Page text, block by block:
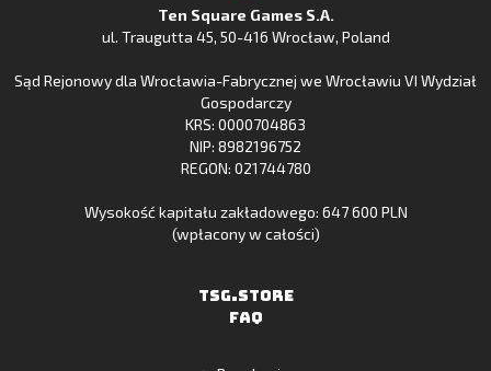
Store
Huawei
Gallery
Ten Square Games S.A.
ul. Traugutta 45, 50-416 Wrocław, Poland
Sąd Rejonowy dla Wrocławia-Fabrycznej we Wrocławiu VI Wydział
Gospodarczy
KRS: 0000704863
NIP: 8982196752
REGON: 021744780
Wysokość kapitału zakładowego: 647 600 PLN
(wpłacony w całości)
TSG.STORE
FAQ